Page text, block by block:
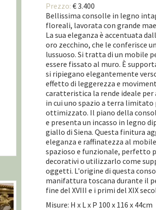
Prezzo: € 3.400
Bellissima consolle in legno
floreali, lavorata con grande
La sua eleganza è accentuata
oro zecchino, che le conferisce
lussuoso. Si tratta di un mobile
essere fissato al muro. È
si ripiegano elegantemente
effetto di leggerezza e
caratteristica la rende ideale
in cui uno spazio a terra limitato
ottimizzato. Il piano della
e presenta un incasso in legno
giallo di Siena. Questa finitura
eleganza e raffinatezza al
spazioso e funzionale, perfetto
decorativi o utilizzarlo come
oggetti. L'origine di questa
manifattura toscana durante il
fine del XVIII e i primi del XIX
Misure: H x L x P 100 x 116 x 44cm